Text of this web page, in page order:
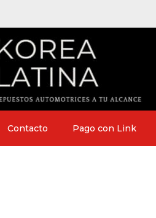
Contacto Pago con Link